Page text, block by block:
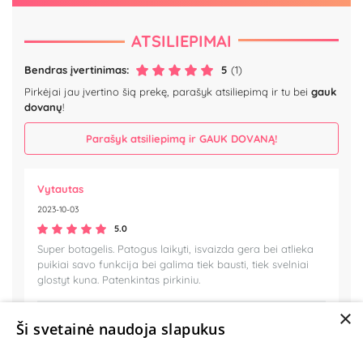
ATSILIEPIMAI
Bendras įvertinimas: 5 (1)
Pirkėjai jau įvertino šią prekę, parašyk atsiliepimą ir tu bei gauk
dovanų!
Parašyk atsiliepimą ir GAUK DOVANĄ!
Vytautas
2023-10-03
5.0
Super botagelis. Patogus laikyti, isvaizda gera bei atlieka
puikiai savo funkcija bei galima tiek bausti, tiek svelniai
glostyt kuna. Patenkintas pirkiniu.
×
Ši svetainė naudoja slapukus